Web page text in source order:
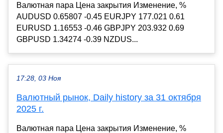
Валютная пара Цена закрытия Изменение, %
AUDUSD 0.65807 -0.45 EURJPY 177.021 0.61
EURUSD 1.16553 -0.46 GBPJPY 203.932 0.69
GBPUSD 1.34274 -0.39 NZDUS...
17:28, 03 Ноя
Валютный рынок, Daily history за 31 октября
2025 г.
Валютная пара Цена закрытия Изменение, %